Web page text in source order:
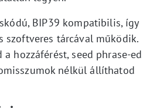
BIP39 kompatibilis, így
szoftveres tárcával működik.
hozzáférést, seed phrase-ed
nélkül állíthatod